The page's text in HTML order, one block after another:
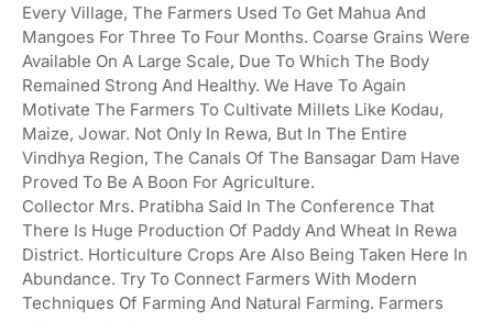
Every Village, The Farmers Used To Get Mahua And
Mangoes For Three To Four Months. Coarse Grains Were
Available On A Large Scale, Due To Which The Body
Remained Strong And Healthy. We Have To Again
Motivate The Farmers To Cultivate Millets Like Kodau,
Maize, Jowar. Not Only In Rewa, But In The Entire
Vindhya Region, The Canals Of The Bansagar Dam Have
Proved To Be A Boon For Agriculture.
Collector Mrs. Pratibha Said In The Conference That
There Is Huge Production Of Paddy And Wheat In Rewa
District. Horticulture Crops Are Also Being Taken Here In
Abundance. Try To Connect Farmers With Modern
Techniques Of Farming And Natural Farming. Farmers